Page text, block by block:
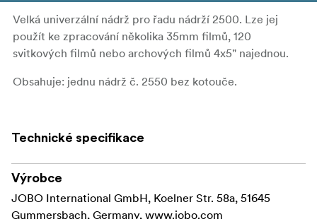
Velká univerzální nádrž pro řadu nádrží 2500. Lze jej
použít ke zpracování několika 35mm filmů, 120
svitkových filmů nebo archových filmů 4x5" najednou.
Obsahuje: jednu nádrž č. 2550 bez kotouče.
Technické specifikace
Výrobce
JOBO International GmbH, Koelner Str. 58a, 51645
Gummersbach, Germany, www.jobo.com